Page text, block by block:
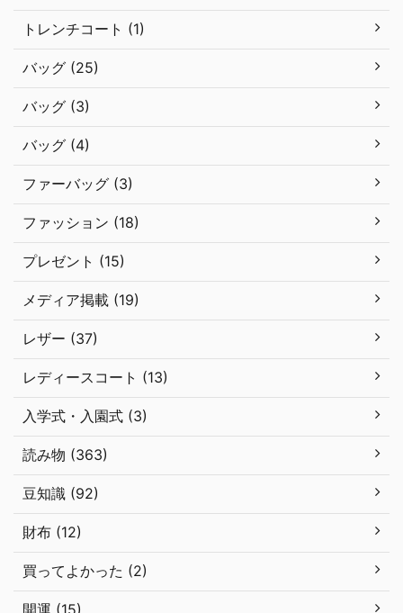
トレンチコート (1)
バッグ (25)
バッグ (3)
バッグ (4)
ファーバッグ (3)
ファッション (18)
プレゼント (15)
メディア掲載 (19)
レザー (37)
レディースコート (13)
入学式・入園式 (3)
読み物 (363)
豆知識 (92)
財布 (12)
買ってよかった (2)
開運 (15)